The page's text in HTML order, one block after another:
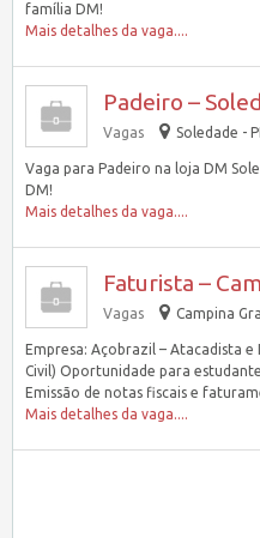
família DM!
Mais detalhes da vaga....
Padeiro –
Vagas Soledade -
Vaga para Padeiro na loja DM
DM!
Mais detalhes da vaga....
Faturista –
Vagas Campina
Empresa: Açobrazil – Atacadista
Civil) Oportunidade para
Emissão de notas fiscais e
Mais detalhes da vaga....